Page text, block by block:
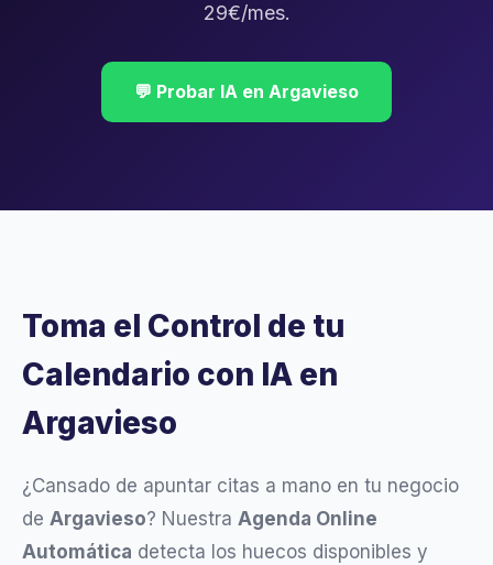
29€/mes.
💬 Probar IA en Argavieso
Toma el Control de tu
Calendario con IA en
Argavieso
¿Cansado de apuntar citas a mano en tu negocio
de Argavieso? Nuestra Agenda Online
Automática detecta los huecos disponibles y